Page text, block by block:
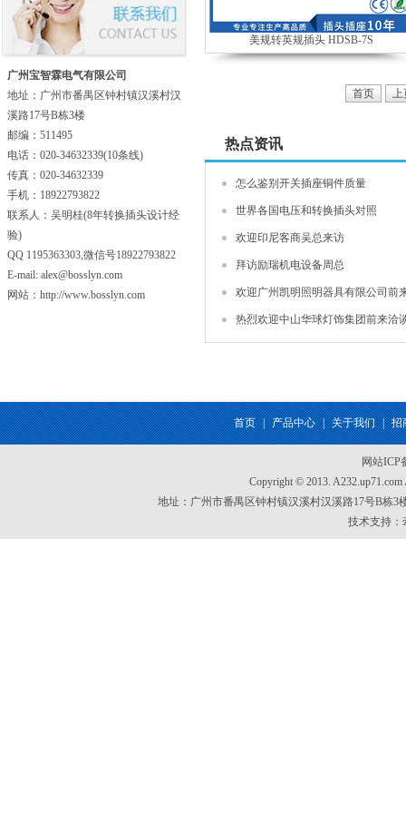
广州宝智霖电气有限公司
地址：广州市番禺区钟村镇汉溪村汉
溪路17号B栋3楼
邮编：511495
电话：020-34632339(10条线)
传真：020-34632339
手机：18922793822
联系人：吴明桂(8年转换插头设计经
验)
QQ 1195363303,微信号18922793822
E-mail: alex@bosslyn.com
网站：http://www.bosslyn.com
美规转英规插头 HDSB-7S
首页 上
热点资讯
怎么鉴别开关插座铜件质量
世界各国电压和转换插头对照
欢迎印尼客商吴总来访
拜访励瑞机电设备周总
欢迎广州凯明照明器具有限公司前
热烈欢迎中山华球灯饰集团前来洽
首页 | 产品中心 | 关于我们 | 招
网站ICP
Copyright © 2013.
地址：广州市番禺区钟村镇汉溪村汉溪路17号B栋3
技术支持：